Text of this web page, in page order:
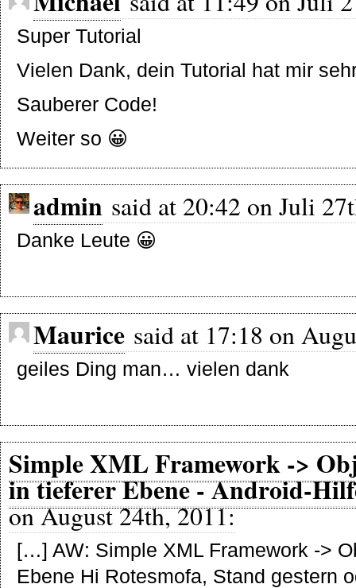
Super Tutorial
Vielen Dank, dein Tutorial hat mir
Sauberer Code!
Weiter so 😀
admin said at 20:42 on Juli
Danke Leute 😀
Maurice said at 17:18 on
geiles Ding man… vielen dank
Simple XML Framework ->
in tieferer Ebene - Android-
on August 24th, 2011:
[…] AW: Simple XML Framework ->
Ebene Hi Rotesmofa, Stand gestern